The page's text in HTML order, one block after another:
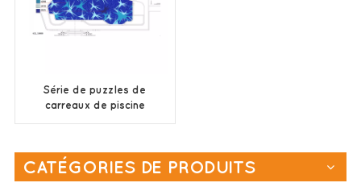
Série de puzzles de
carreaux de piscine
CATÉGORIES DE PRODUITS